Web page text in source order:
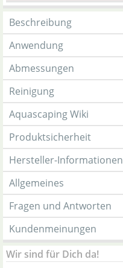
Beschreibung
Anwendung
Abmessungen
Reinigung
Aquascaping Wiki
Produktsicherheit
Hersteller-Informationen
Allgemeines
Fragen und Antworten
Kundenmeinungen
Wir sind für Dich da!